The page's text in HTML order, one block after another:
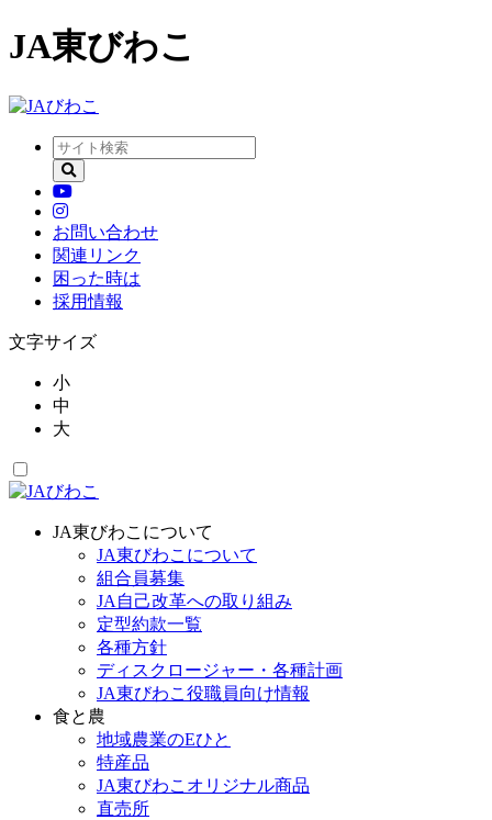
JA東びわこ
お問い合わせ
関連リンク
困った時は
採用情報
文字サイズ
小
中
大
JA東びわこについて
JA東びわこについて
組合員募集
JA自己改革への取り組み
定型約款一覧
各種方針
ディスクロージャー・各種計画
JA東びわこ役職員向け情報
食と農
地域農業のEひと
特産品
JA東びわこオリジナル商品
直売所